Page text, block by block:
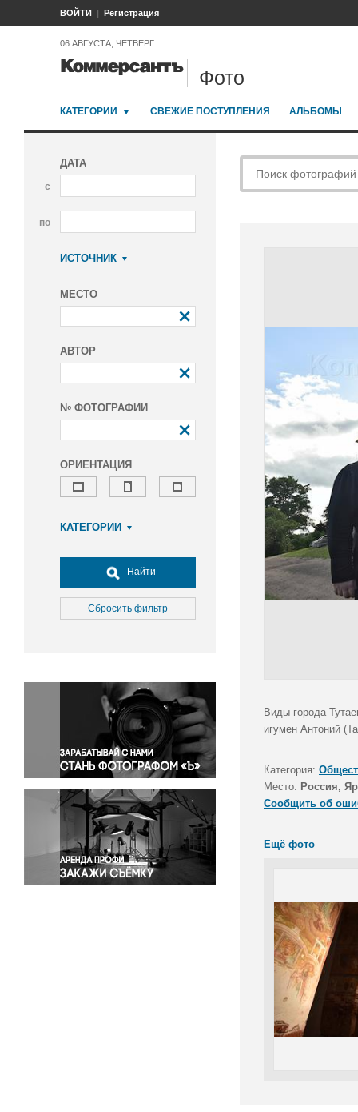
ВОЙТИ Регистрация
06 АВГУСТА, ЧЕТВЕРГ
Фото
КАТЕГОРИИ СВЕЖИЕ ПОСТУПЛЕНИЯ АЛЬБОМЫ
ДАТА
с
по
ИСТОЧНИК
МЕСТО
АВТОР
№ ФОТОГРАФИИ
ОРИЕНТАЦИЯ
КАТЕГОРИИ
Досуг, туризм и отдых
Культура
Медицина
Окружающая среда
Политика
Правосудие
Происшествия и конфликты
Религия
Светская жизнь
Спорт
Экология
Экономика и бизнес
Найти
Сбросить фильтр
Виды города
игумен Антоний
Категория:
Место: Россия,
Сообщить об
Ещё фото